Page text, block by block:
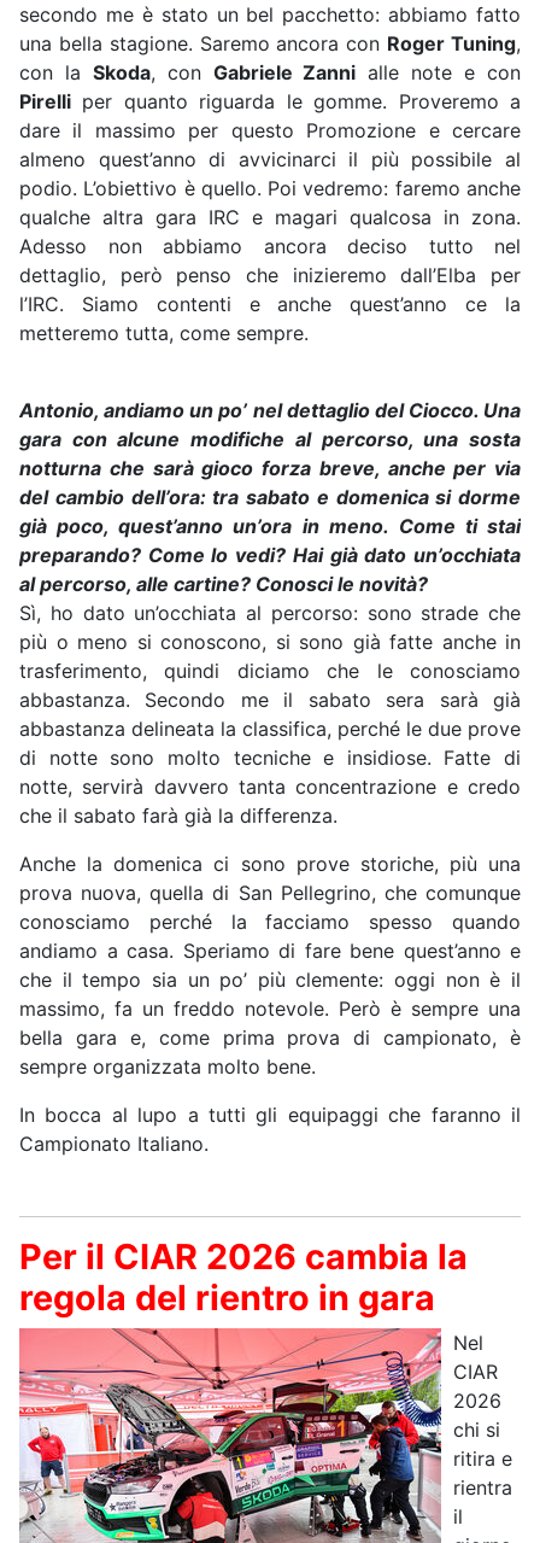
secondo me è stato un bel pacchetto: abbiamo fatto
una bella stagione. Saremo ancora con Roger Tuning,
con la Skoda, con Gabriele Zanni alle note e con
Pirelli per quanto riguarda le gomme. Proveremo a
dare il massimo per questo Promozione e cercare
almeno quest’anno di avvicinarci il più possibile al
podio. L’obiettivo è quello. Poi vedremo: faremo anche
qualche altra gara IRC e magari qualcosa in zona.
Adesso non abbiamo ancora deciso tutto nel
dettaglio, però penso che inizieremo dall’Elba per
l’IRC. Siamo contenti e anche quest’anno ce la
metteremo tutta, come sempre.
Antonio, andiamo un po’ nel dettaglio del Ciocco. Una
gara con alcune modifiche al percorso, una sosta
notturna che sarà gioco forza breve, anche per via
del cambio dell’ora: tra sabato e domenica si dorme
già poco, quest’anno un’ora in meno. Come ti stai
preparando? Come lo vedi? Hai già dato un’occhiata
al percorso, alle cartine? Conosci le novità?
Sì, ho dato un’occhiata al percorso: sono strade che
più o meno si conoscono, si sono già fatte anche in
trasferimento, quindi diciamo che le conosciamo
abbastanza. Secondo me il sabato sera sarà già
abbastanza delineata la classifica, perché le due prove
di notte sono molto tecniche e insidiose. Fatte di
notte, servirà davvero tanta concentrazione e credo
che il sabato farà già la differenza.
Anche la domenica ci sono prove storiche, più una
prova nuova, quella di San Pellegrino, che comunque
conosciamo perché la facciamo spesso quando
andiamo a casa. Speriamo di fare bene quest’anno e
che il tempo sia un po’ più clemente: oggi non è il
massimo, fa un freddo notevole. Però è sempre una
bella gara e, come prima prova di campionato, è
sempre organizzata molto bene.
In bocca al lupo a tutti gli equipaggi che faranno il
Campionato Italiano.
Per il CIAR 2026 cambia la
regola del rientro in gara
Nel
CIAR
2026
chi si
ritira e
rientra
il